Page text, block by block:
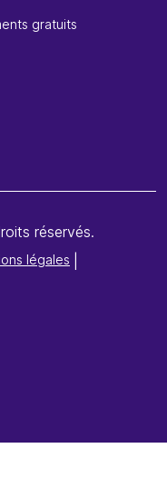
gratuits
réservés.
légales